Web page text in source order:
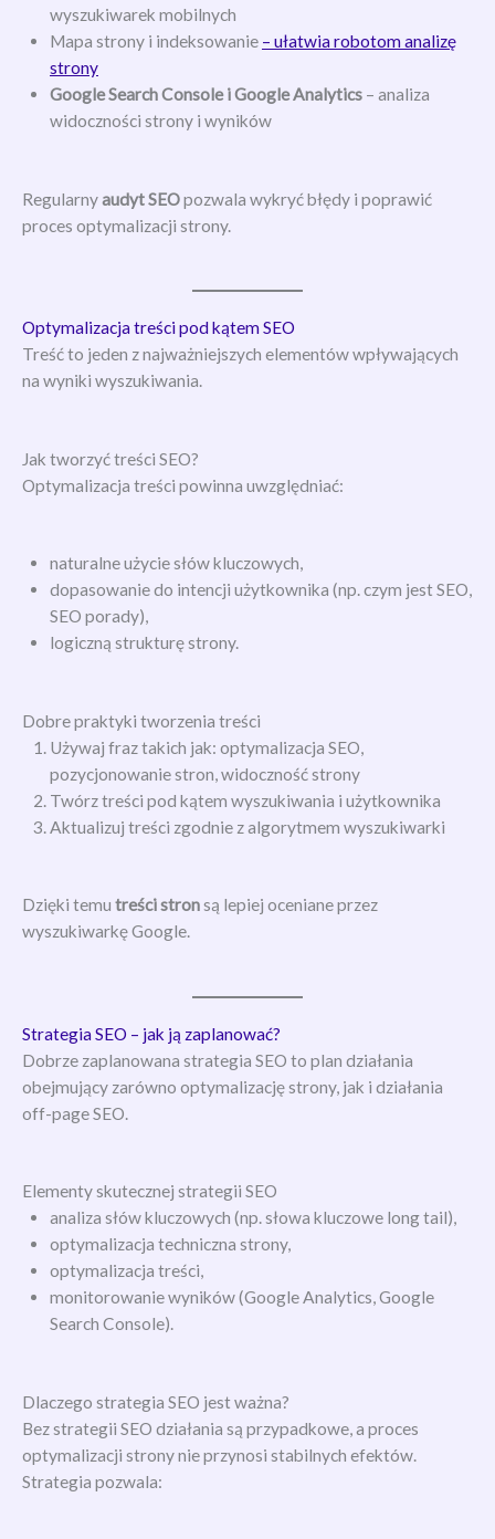
wyszukiwarek mobilnych
Mapa strony i indeksowanie – ułatwia robotom analizę
strony
Google Search Console i Google Analytics – analiza
widoczności strony i wyników
Regularnyaudyt SEOpozwala wykryć błędy i poprawić
proces optymalizacji strony.
Optymalizacja treści pod kątem SEO
Treść to jeden z najważniejszych elementów wpływających
na wyniki wyszukiwania.
Jak tworzyć treści SEO?
Optymalizacja treści powinna uwzględniać:
naturalne użycie słów kluczowych,
dopasowanie do intencji użytkownika (np. czym jest SEO,
SEO porady),
logiczną strukturę strony.
Dobre praktyki tworzenia treści
Używaj fraz takich jak: optymalizacja SEO,
pozycjonowanie stron, widoczność strony
Twórz treści pod kątem wyszukiwania i użytkownika
Aktualizuj treści zgodnie z algorytmem wyszukiwarki
Dzięki temu treści stronsą lepiej oceniane przez
wyszukiwarkę Google.
Strategia SEO – jak ją zaplanować?
Dobrze zaplanowana strategia SEO to plan działania
obejmujący zarówno optymalizację strony, jak i działania
off-page SEO.
Elementy skutecznej strategii SEO
analiza słów kluczowych (np. słowa kluczowe long tail),
optymalizacja techniczna strony,
optymalizacja treści,
monitorowanie wyników (Google Analytics, Google
Search Console).
Dlaczego strategia SEO jest ważna?
Bez strategii SEO działania są przypadkowe, a proces
optymalizacji strony nie przynosi stabilnych efektów.
Strategia pozwala: